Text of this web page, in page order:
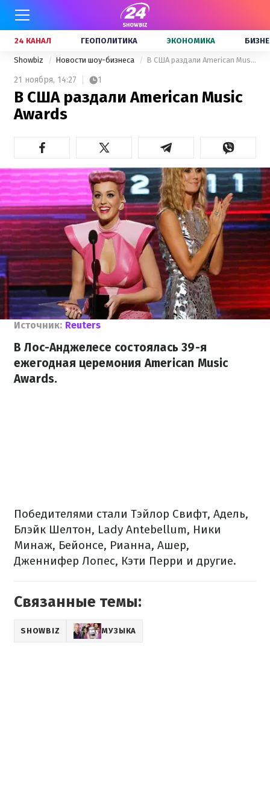
24 КАНАЛ ГЕОПОЛИТИКА ЭКОНОМИКА
Showbiz Новости шоу-бизнеса В США раздали American Music Awards
21 ноября, 14:27 1
В США раздали American Music
Awards
Источник: Reuters
В Лос-Анджелесе состоялась 39-я
ежегодная церемония American Music
Awards.
Победителями стали Тэйлор Свифт, Адель,
Блэйк Шелтон, Lady Antebellum, Ники
Минаж, Бейонсе, Рианна, Ашер,
Дженнифер Лопес, Кэти Перри и другие.
Связанные темы:
SHOWBIZ МУЗЫКА